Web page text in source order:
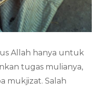
Allah hanya untuk
tugas mulianya,
mukjizat. Salah